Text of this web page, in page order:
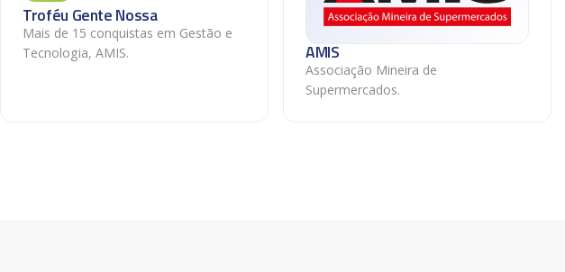
Troféu Gente Nossa
Mais de 15 conquistas em Gestão e
Tecnologia, AMIS.
AMIS
Associação Mineira de
Supermercados.